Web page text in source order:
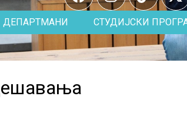
ДЕПАРТМАНИ СТУДИЈСКИ